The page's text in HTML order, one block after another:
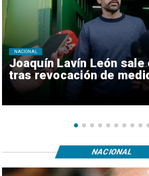
Joaquín Lavín León sale
tras revocación de
NACIONAL
NACIONAL